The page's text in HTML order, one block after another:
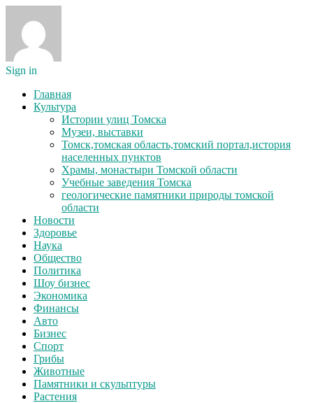
Sign in
Главная
Культура
Истории улиц Томска
Музеи, выставки
Томск,томская область,томский портал,история
населенных пунктов
Храмы, монастыри Томской области
Учебные заведения Томска
геологические памятники природы томской
области
Новости
Здоровье
Наука
Общество
Политика
Шоу бизнес
Экономика
Финансы
Авто
Бизнес
Спорт
Грибы
Животные
Памятники и скульптуры
Растения